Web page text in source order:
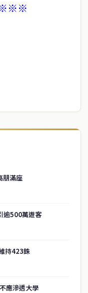
※※※
朋滿座
逾500萬遊客
持423銖
應滲透大學